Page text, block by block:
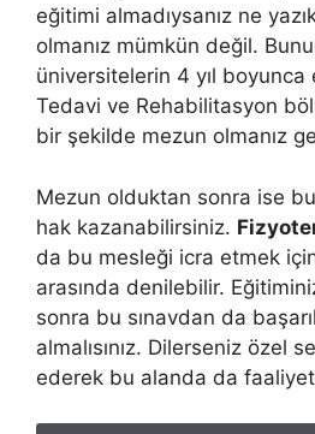
eğitimi almadıysanız ne
olmanız mümkün değil.
üniversitelerin 4 yıl
Tedavi ve Rehabilitasyon
bir şekilde mezun olmanız
Mezun olduktan sonra ise
hak kazanabilirsiniz.
da bu mesleği icra etmek
arasında denilebilir.
sonra bu sınavdan da
almalısınız. Dilerseniz özel
ederek bu alanda da